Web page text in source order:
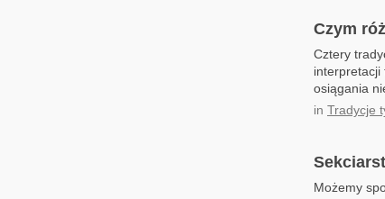
Czym
Cztery
interpretacji
osiągania
in Tradycje
Możemy